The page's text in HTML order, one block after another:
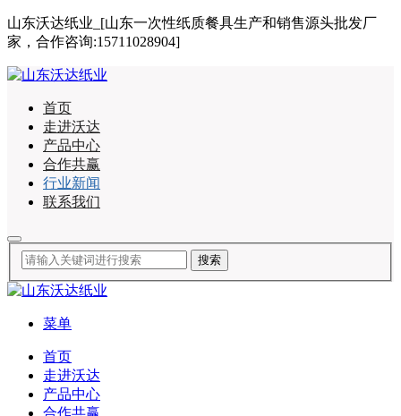
山东沃达纸业_[山东一次性纸质餐具生产和销售源头批发厂
家，合作咨询:15711028904]
首页
走进沃达
产品中心
合作共赢
行业新闻
联系我们
菜单
首页
走进沃达
产品中心
合作共赢